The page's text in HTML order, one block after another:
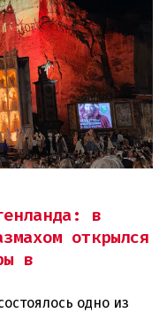
в
открылся
в
одно из